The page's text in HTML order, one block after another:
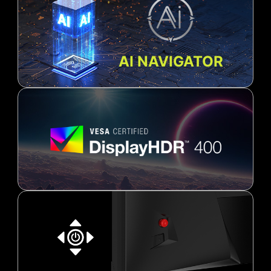
AI NAVIGATOR